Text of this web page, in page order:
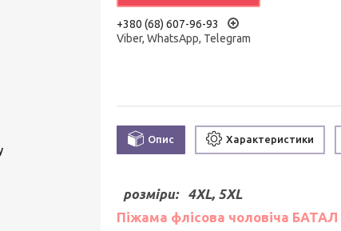
+380 (68) 607-96-93
Viber, WhatsApp, Telegram
Опис Характеристики
розміри: 4XL, 5XL
Піжама флісова чоловіча БАТАЛ